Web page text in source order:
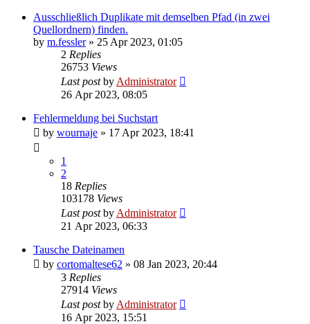
Ausschließlich Duplikate mit demselben Pfad (in zwei
Quellordnern) finden.
by m.fessler» 25 Apr 2023, 01:05
2 Replies
26753 Views
Last postby Administrator
26 Apr 2023, 08:05
Fehlermeldung bei Suchstart
by wournaje » 17 Apr 2023, 18:41
1
2
18 Replies
103178 Views
Last postby Administrator
21 Apr 2023, 06:33
Tausche Dateinamen
by cortomaltese62 » 08 Jan 2023, 20:44
3 Replies
27914 Views
Last postby Administrator
16 Apr 2023, 15:51